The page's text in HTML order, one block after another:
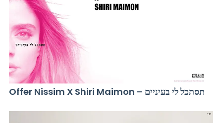
Offer Nissim X Shiri Maimon – תסתכל לי בעיניים